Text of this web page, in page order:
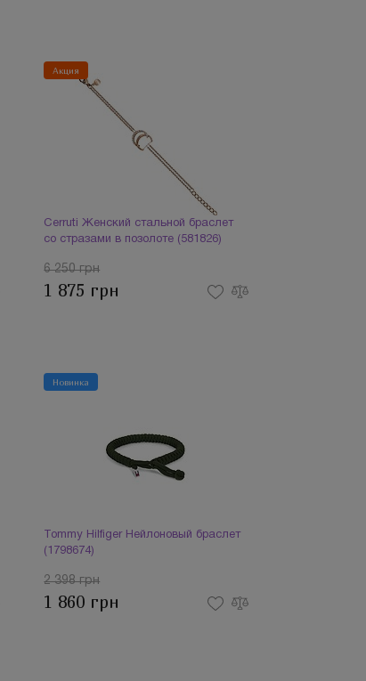
Акция
Cerruti Женский стальной браслет
со стразами в позолоте (581826)
6 250 грн
1 875 грн
Новинка
Tommy Hilfiger Нейлоновый браслет
(1798674)
2 398 грн
1 860 грн